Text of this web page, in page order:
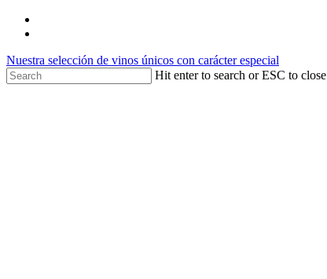
Skip
content
Nuestra selección de vinos únicos con carácter especial
Hit enter to search or ESC to close